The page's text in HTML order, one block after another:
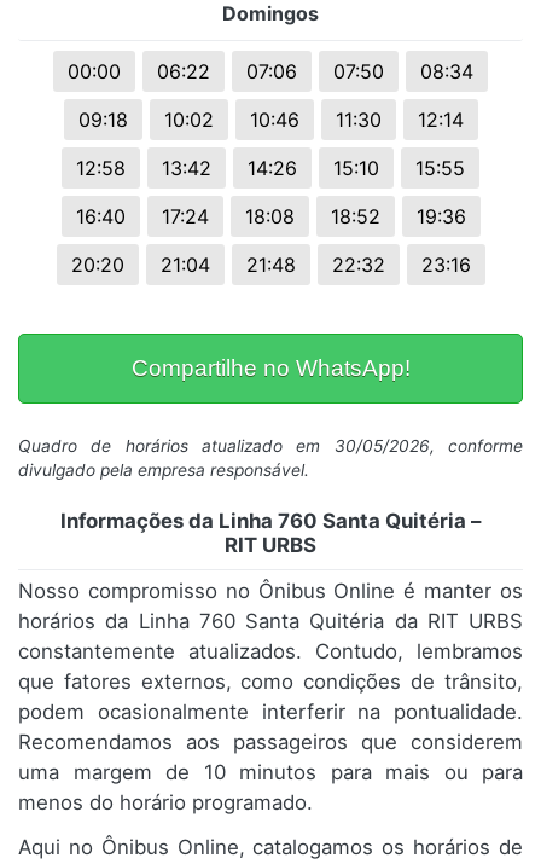
Domingos
00:00 06:22 07:06 07:50
08:34
09:18
10:02 10:46 11:30
12:14
12:58
13:42 14:26 15:10
15:55
16:40
17:24 18:08 18:52
19:36
20:20
21:04 21:48 22:32 23:16
Compartilhe no WhatsApp!
Quadro de horários atualizado em 30/05/2026, conforme
divulgado pela empresa responsável.
Informações da Linha 760 Santa Quitéria –
RIT URBS
Nosso compromisso no Ônibus Online é manter os
horários da Linha 760 Santa Quitéria da RIT URBS
constantemente atualizados. Contudo, lembramos
que fatores externos, como condições de trânsito,
podem ocasionalmente interferir na pontualidade.
Recomendamos aos passageiros que considerem
uma margem de 10 minutos para mais ou para
menos do horário programado.
Aqui no Ônibus Online, catalogamos os horários de